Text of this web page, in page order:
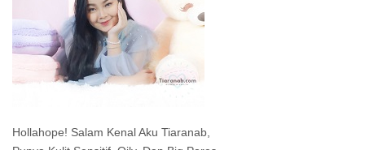
Hollahope! Salam Kenal Aku Tiaranab,